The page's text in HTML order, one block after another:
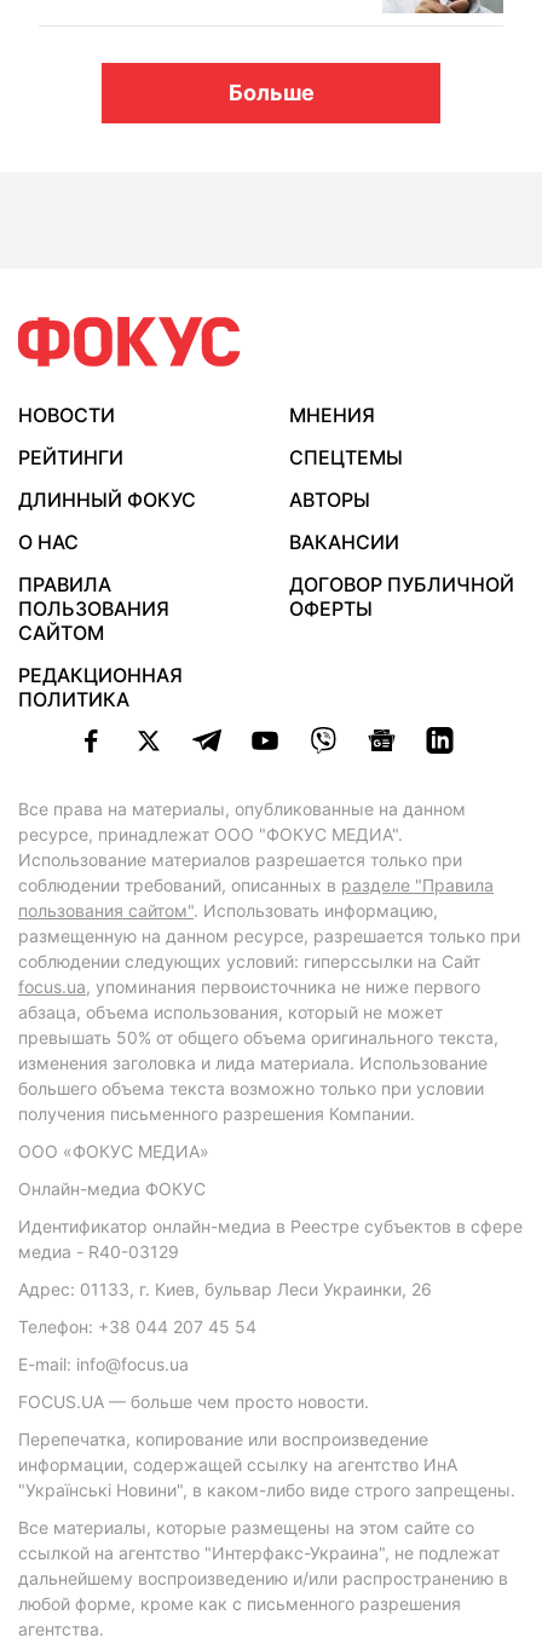
Больше
НОВОСТИ
МНЕНИЯ
РЕЙТИНГИ
СПЕЦТЕМЫ
ДЛИННЫЙ ФОКУС
АВТОРЫ
О НАС
ВАКАНСИИ
ПРАВИЛА
ПОЛЬЗОВАНИЯ
САЙТОМ
ДОГОВОР ПУБЛИЧНОЙ
ОФЕРТЫ
РЕДАКЦИОННАЯ
ПОЛИТИКА
Все права на материалы, опубликованные на данном
ресурсе, принадлежат ООО "ФОКУС МЕДИА".
Использование материалов разрешается только при
соблюдении требований, описанных в разделе "Правила
пользования сайтом". Использовать информацию,
размещенную на данном ресурсе, разрешается только при
соблюдении следующих условий: гиперссылки на Сайт
focus.ua, упоминания первоисточника не ниже первого
абзаца, объема использования, который не может
превышать 50% от общего объема оригинального текста,
изменения заголовка и лида материала. Использование
большего объема текста возможно только при условии
получения письменного разрешения Компании.
ООО «ФОКУС МЕДИА»
Онлайн-медиа ФОКУС
Идентификатор онлайн-медиа в Реестре субъектов в сфере
медиа - R40-03129
Адрес: 01133, г. Киев, бульвар Леси Украинки, 26
Телефон: +38 044 207 45 54
E-mail: info@focus.ua
FOCUS.UA — больше чем просто новости.
Перепечатка, копирование или воспроизведение
информации, содержащей ссылку на агентство ИнА
"Українські Новини", в каком-либо виде строго запрещены.
Все материалы, которые размещены на этом сайте со
ссылкой на агентство "Интерфакс-Украина", не подлежат
дальнейшему воспроизведению и/или распространению в
любой форме, кроме как с письменного разрешения
агентства.